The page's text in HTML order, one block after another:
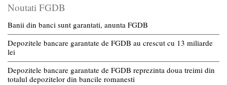
Noutati FGDB
Banii din banci sunt garantati, anunta FGDB
Depozitele bancare garantate de FGDB au crescut cu 13 miliarde
lei
Depozitele bancare garantate de FGDB reprezinta doua treimi din
totalul depozitelor din bancile romanesti